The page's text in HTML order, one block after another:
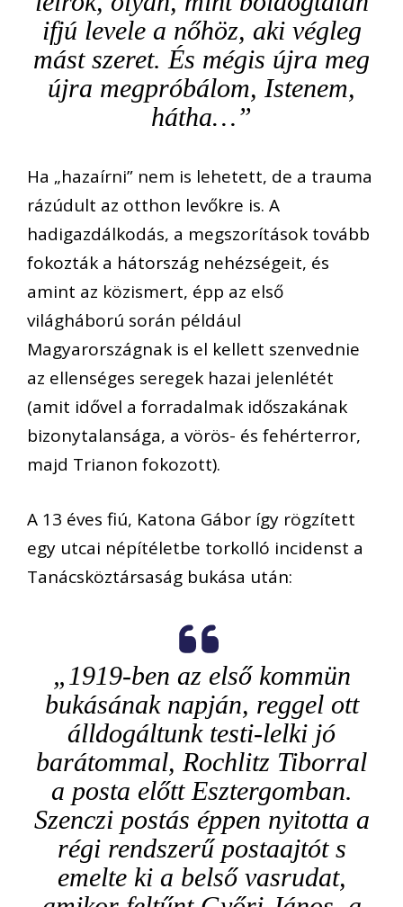
ifjú levele a nőhöz, aki végleg
mást szeret. És mégis újra meg
újra megpróbálom, Istenem,
hátha…”
Ha „hazaírni” nem is lehetett, de a trauma
rázúdult az otthon levőkre is. A
hadigazdálkodás, a megszorítások tovább
fokozták a hátország nehézségeit, és
amint az közismert, épp az első
világháború során például
Magyarországnak is el kellett szenvednie
az ellenséges seregek hazai jelenlétét
(amit idővel a forradalmak időszakának
bizonytalansága, a vörös- és fehérterror,
majd Trianon fokozott).
A 13 éves fiú, Katona Gábor így rögzített
egy utcai népítéletbe torkolló incidenst a
Tanácsköztársaság bukása után:
„1919-ben az első kommün
bukásának napján, reggel ott
álldogáltunk testi-lelki jó
barátommal, Rochlitz Tiborral
a posta előtt Esztergomban.
Szenczi postás éppen nyitotta a
régi rendszerű postaajtót s
emelte ki a belső vasrudat,